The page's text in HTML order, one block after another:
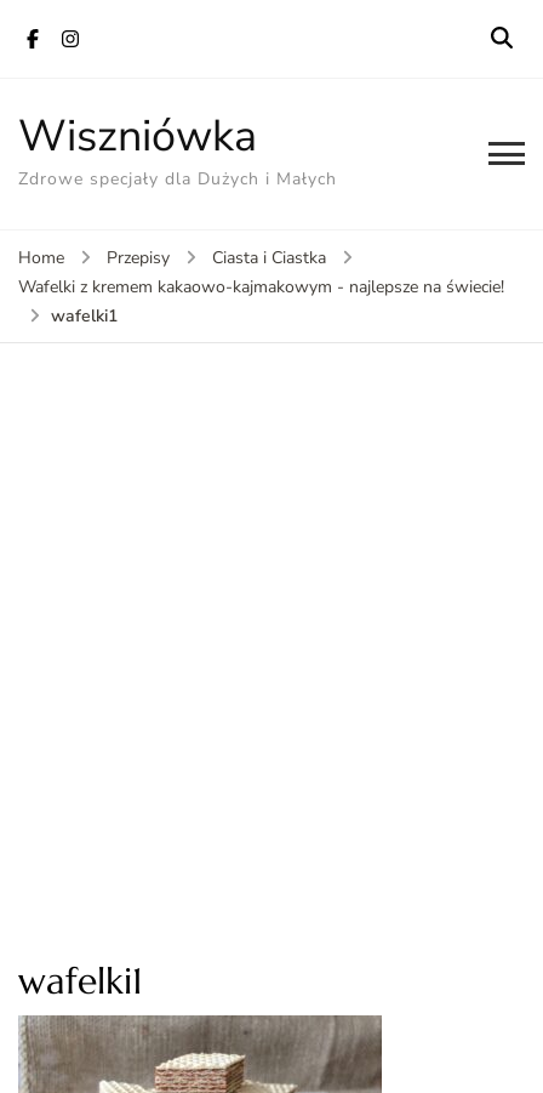
Wiszniówka
Zdrowe specjały dla Dużych i Małych
Home Przepisy
Ciasta i Ciastka
Wafelki z kremem kakaowo-kajmakowym - najlepsze na świecie!
wafelki1
wafelki1